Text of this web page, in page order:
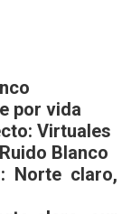
por vida
Virtuales
Blanco
Norte claro,